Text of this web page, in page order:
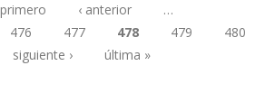
‹ anterior
…
476 477 478 479
480
siguiente ›
última »